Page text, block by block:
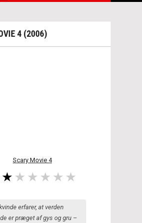
4 (2006)
Scary Movie 4
erfarer, at verden
er præget af gys og gru –